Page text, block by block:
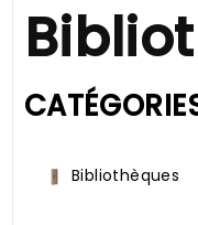
Bibliothèques